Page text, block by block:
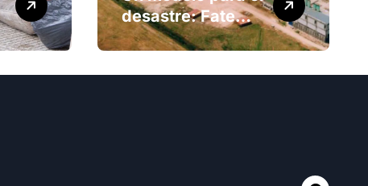
desastre: Fate
anuncia su cierre
despide a más de